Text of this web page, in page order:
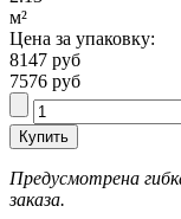
м²
Цена за упаковку:
8147 руб
7576 руб
Предусмотрена
заказа.